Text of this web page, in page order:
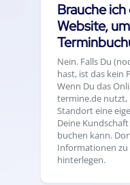
Brauche
Website,
Nein. Falls Du
hast, ist das kein
Wenn Du das
termine.de nutzt,
Standort eine
Deine
buchen kann.
Informationen
hinterlegen.